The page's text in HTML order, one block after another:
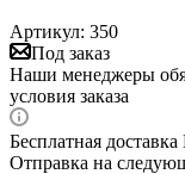
Артикул: 350
Под заказ
Наши менеджеры
условия заказа
Бесплатная
Отправка на